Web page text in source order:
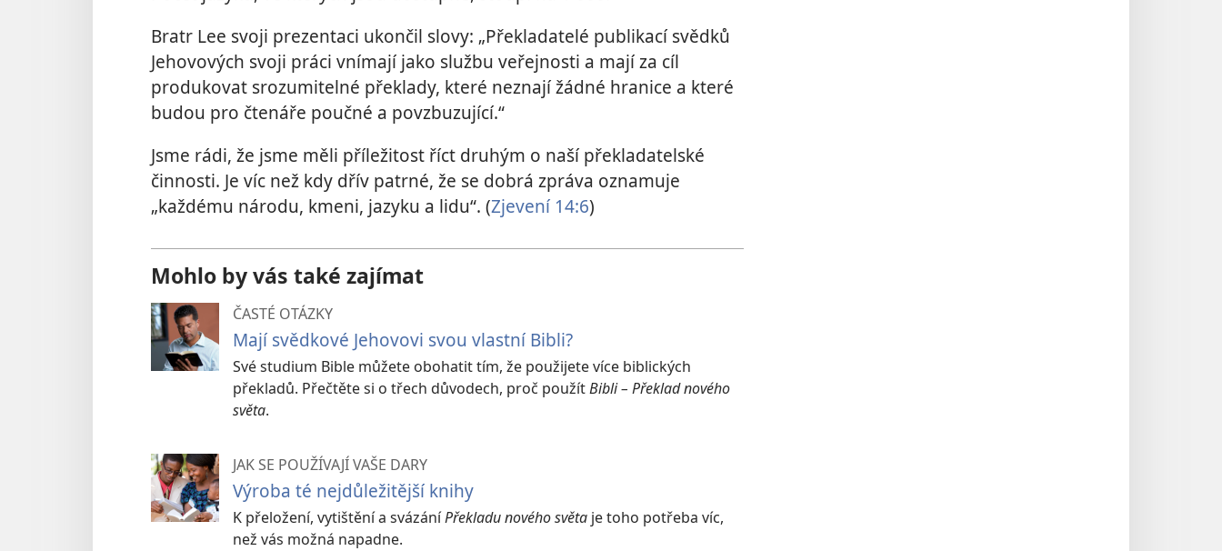
Bratr Lee svoji prezentaci ukončil slovy: „Překladatelé publikací svědků
Jehovových svoji práci vnímají jako službu veřejnosti a mají za cíl
produkovat srozumitelné překlady, které neznají žádné hranice a které
budou pro čtenáře poučné a povzbuzující.“
Jsme rádi, že jsme měli příležitost říct druhým o naší překladatelské
činnosti. Je víc než kdy dřív patrné, že se dobrá zpráva oznamuje
„každému národu, kmeni, jazyku a lidu“. (Zjevení 14:6)
Mohlo by vás také zajímat
ČASTÉ OTÁZKY
Mají svědkové Jehovovi svou vlastní Bibli?
Své studium Bible můžete obohatit tím, že použijete více biblických
překladů. Přečtěte si o třech důvodech, proč použítBibli – Překlad nového
světa.
JAK SE POUŽÍVAJÍ VAŠE DARY
Výroba té nejdůležitější knihy
K přeložení, vytištění a svázáníPřekladu nového světa je toho potřeba víc,
než vás možná napadne.